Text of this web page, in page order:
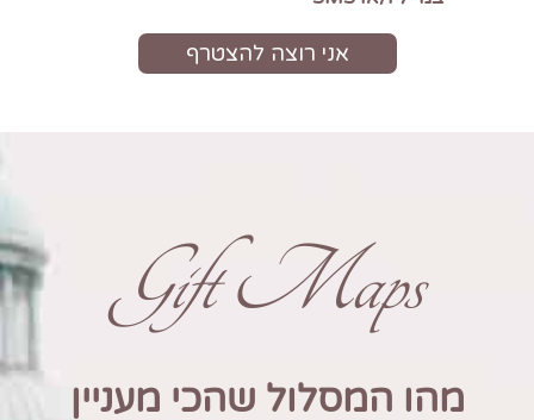
Gift Maps
מהו המסלול שהכי מעניין